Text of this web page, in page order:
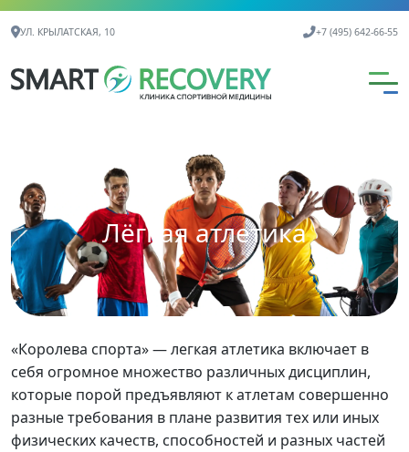
Контактная информация
УЛ. КРЫЛАТСКАЯ, 10 +7 (495) 642-66-55
Лёгкая атлетика
«Королева спорта» — легкая атлетика включает в
себя огромное множество различных дисциплин,
которые порой предъявляют к атлетам совершенно
разные требования в плане развития тех или иных
физических качеств, способностей и разных частей